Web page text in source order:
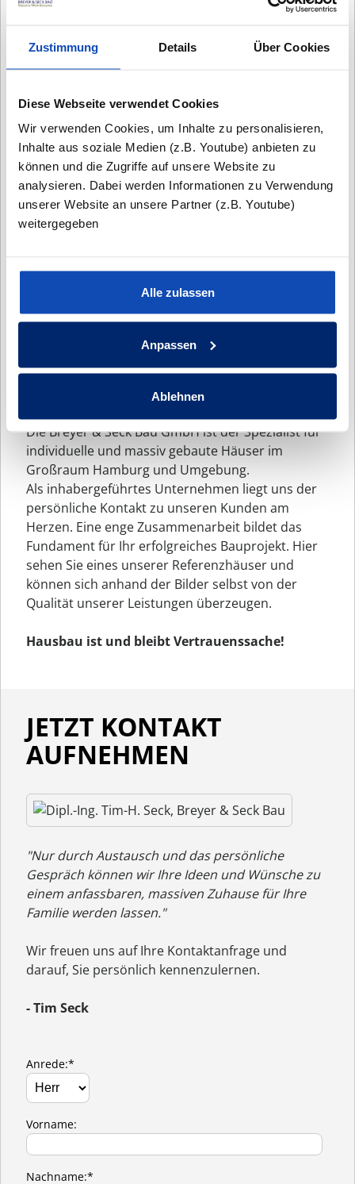
Zustimmung Details Über Cookies
Diese Webseite verwendet Cookies
Wir verwenden Cookies, um Inhalte zu personalisieren,
Inhalte aus soziale Medien (z.B. Youtube) anbieten zu
können und die Zugriffe auf unsere Website zu
analysieren. Dabei werden Informationen zu Verwendung
unserer Website an unsere Partner (z.B. Youtube)
weitergegeben
Alle zulassen
Anpassen
Ablehnen
EIN HAUS BAUEN MIT BREYER &
Die Breyer & Seck Bau GmbH ist der Spezialist für
individuelle und massiv gebaute Häuser im
Großraum Hamburg und Umgebung.
Als inhabergeführtes Unternehmen liegt uns der
persönliche Kontakt zu unseren Kunden am
Herzen. Eine enge Zusammenarbeit bildet das
Fundament für Ihr erfolgreiches Bauprojekt. Hier
sehen Sie eines unserer Referenzhäuser und
können sich anhand der Bilder selbst von der
Qualität unserer Leistungen überzeugen.
Hausbau ist und bleibt Vertrauenssache!
JETZT KONTAKT
AUFNEHMEN
"Nur durch Austausch und das persönliche
Gespräch können wir Ihre Ideen und Wünsche zu
einem anfassbaren, massiven Zuhause für Ihre
Familie werden lassen."
Wir freuen uns auf Ihre Kontaktanfrage und
darauf, Sie persönlich kennenzulernen.
- Tim Seck
Anrede:*
Vorname:
Nachname:*